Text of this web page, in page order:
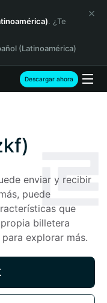
. ¿Te
(Latinoamérica)
Descargar ahora
enviar y recibir
puede
que
billetera
explorar más.